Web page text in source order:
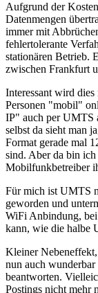
Aufgrund der
Datenmengen
immer mit
fehlertolerante
stationären Betrieb.
zwischen Frankfurt
Interessant wird
Personen "mobil"
IP" auch per UMTS
selbst da sieht man
Format gerade mal
sind. Aber da bin
Mobilfunkbetreiber
Für mich ist UMTS
geworden und
WiFi Anbindung, bei
kann, wie die halbe
Kleiner
nun auch
beantworten.
Postings nicht mehr